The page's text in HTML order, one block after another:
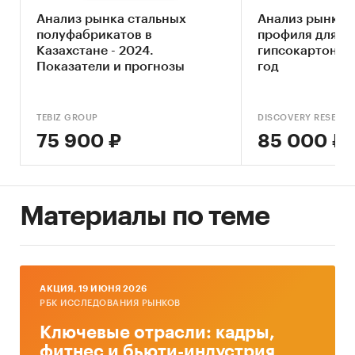
металлочерепицы и профнастила, а
также кровельных покрытий в целом на
ближайшие годы.
Методы сбора данных
Мониторинг документальных
источников.
Контент-анализ документов.
Информационная база исследования
2. Ресурсы сети Internet
Анализ рынка стальных
полуфабрикатов в
Казахстане - 2024.
Показатели и прогнозы
TEBIZ GROUP
75 900 ₽
Анализ рынка
профиля для
гипсокартона
год
DISCOVERY
85 000 ₽
Материалы по теме
AКЦИЯ, 19 ИЮНЯ 2026
РБК ИССЛЕДОВАНИЯ РЫНКОВ
Ключевые отрасли: кадры,